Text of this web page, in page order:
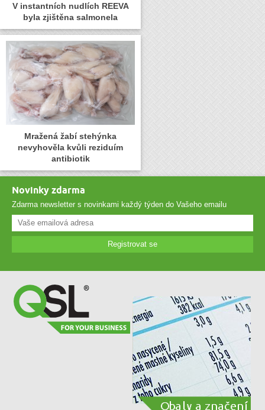
V instantních nudlích REEVA
byla zjištěna salmonela
Mražená žabí stehýnka
nevyhověla kvůli reziduím
antibiotik
Novinky zdarma
Zdarma newsletter s novinkami každý týden do Vašeho emailu
Registrovat se